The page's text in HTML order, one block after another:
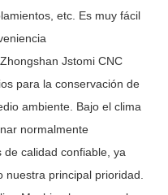
etc. Es muy fácil
Jstomi CNC
para la conservación de
ambiente. Bajo el clima
normalmente
calidad confiable, ya
principal prioridad.